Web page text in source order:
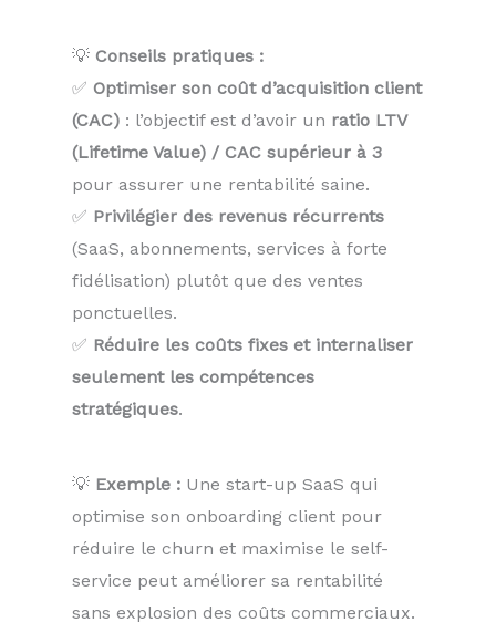
💡 Conseils pratiques :
✅ Optimiser son coût d’acquisition client
(CAC) : l’objectif est d’avoir un ratio LTV
(Lifetime Value) / CAC supérieur à 3
pour assurer une rentabilité saine.
✅ Privilégier des revenus récurrents
(SaaS, abonnements, services à forte
fidélisation) plutôt que des ventes
ponctuelles.
✅ Réduire les coûts fixes et internaliser
seulement les compétences
stratégiques.
💡 Exemple : Une start-up SaaS qui
optimise son onboarding client pour
réduire le churn et maximise le self-
service peut améliorer sa rentabilité
sans explosion des coûts commerciaux.